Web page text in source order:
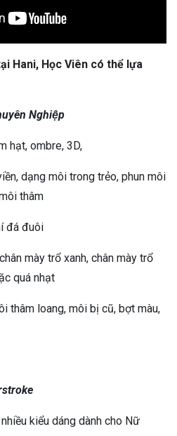
Hani, Học Viên có thể lựa
Nghiệp
hạt, ombre, 3D,
dạng môi trong trẻo, phun môi
thâm
đá đuôi
mày trổ xanh, chân mày trổ
quá nhạt
thâm loang, môi bị cũ, bợt màu,
kiểu dáng dành cho Nữ